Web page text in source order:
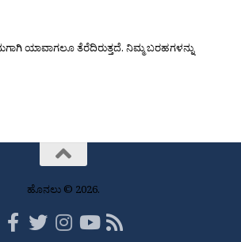
ಯಾವಾಗಲೂ ತೆರೆದಿರುತ್ತದೆ. ನಿಮ್ಮ ಬರಹಗಳನ್ನು
ಹೊನಲು © 2026.